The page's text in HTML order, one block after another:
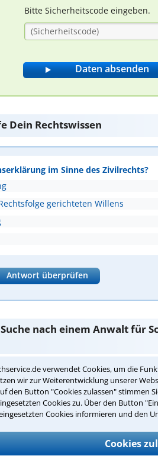
verwendet Cookies, um die
wir zur Weiterentwicklung unserer
den Button "Cookies zulassen" stimmen
Cookies zu. Über den Button
Cookies informieren und den
Cookies
Bitte Sicherheitscode eingeben.
Dein Rechtswissen
im Sinne des Zivilrechts?
gerichteten Willens
Antwort überprüfen
nach einem Anwalt für
sind Sie bei unseren Anwälten aus
passenden Anwalt für
in Ihrer Umgebung auswählen